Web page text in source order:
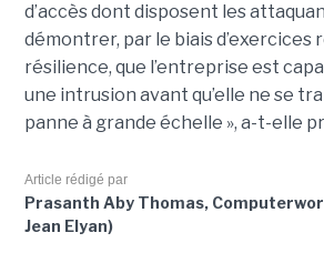
d’accès dont disposent les
démontrer, par le biais d’exercices
résilience, que l’entreprise est
une intrusion avant qu’elle ne se
panne à grande échelle », a-t-elle
Article rédigé par
Prasanth Aby Thomas,
Jean Elyan)